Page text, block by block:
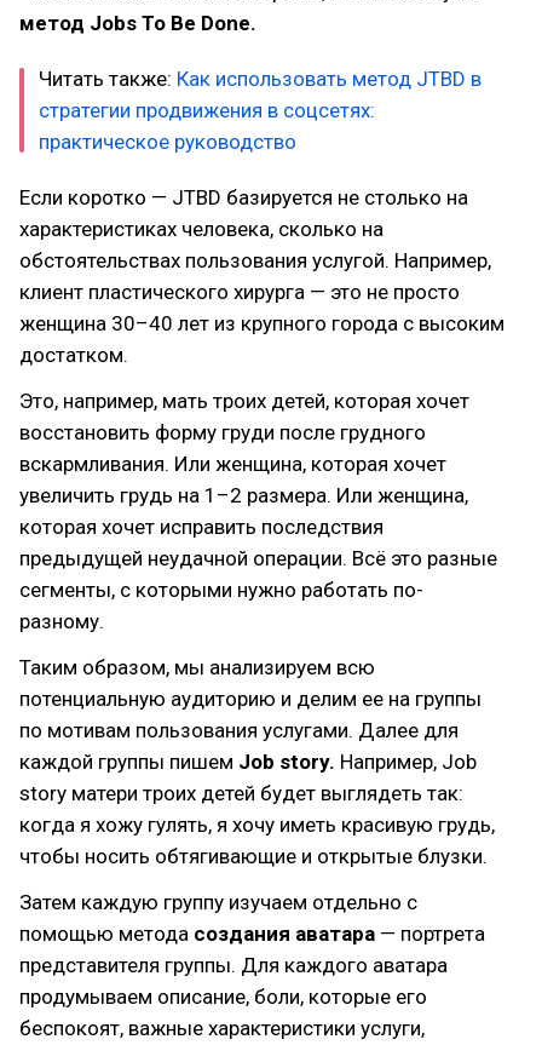
метод Jobs To Be Done.
Читать также: Как использовать метод JTBD в
стратегии продвижения в соцсетях:
практическое руководство
Если коротко — JTBD базируется не столько на
характеристиках человека, сколько на
обстоятельствах пользования услугой. Например,
клиент пластического хирурга — это не просто
женщина 30–40 лет из крупного города с высоким
достатком.
Это, например, мать троих детей, которая хочет
восстановить форму груди после грудного
вскармливания. Или женщина, которая хочет
увеличить грудь на 1–2 размера. Или женщина,
которая хочет исправить последствия
предыдущей неудачной операции. Всё это разные
сегменты, с которыми нужно работать по-
разному.
Таким образом, мы анализируем всю
потенциальную аудиторию и делим ее на группы
по мотивам пользования услугами. Далее для
каждой группы пишем Job story. Например, Job
story матери троих детей будет выглядеть так:
когда я хожу гулять, я хочу иметь красивую грудь,
чтобы носить обтягивающие и открытые блузки.
Затем каждую группу изучаем отдельно с
помощью метода создания аватара — портрета
представителя группы. Для каждого аватара
продумываем описание, боли, которые его
беспокоят, важные характеристики услуги,